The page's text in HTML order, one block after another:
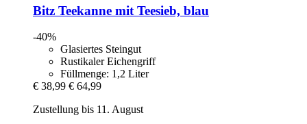
Bitz Teekanne mit Teesieb, blau
-40%
Glasiertes Steingut
Rustikaler Eichengriff
Füllmenge: 1,2 Liter
€ 38,99 € 64,99
Zustellung bis 11. August